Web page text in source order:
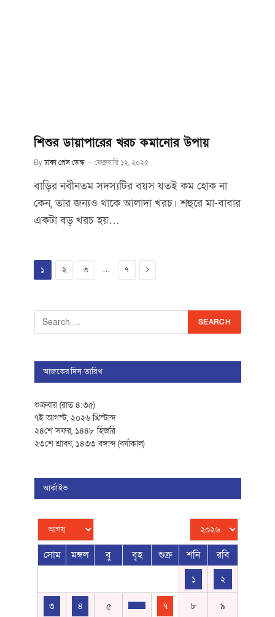
শিশুর ডায়াপারের খরচ কমানোর উপায়
Byঢাকা প্রেস ডেস্ক ফেব্রুয়ারি ১২, ২০২৫
বাড়ির নবীনতম সদস্যটির বয়স যতই কম হোক না
কেন, তার জন্যও থাকে আলাদা খরচ। শহুরে মা-বাবার
একটা বড় খরচ হয়…
১ ২ ৩ … ৭ Next
আজকের দিন-তারিখ
শুক্রবার (রাত ৪:৩৫)
৭ই আগস্ট, ২০২৬ খ্রিস্টাব্দ
২৪শে সফর, ১৪৪৮ হিজরি
২৩শে শ্রাবণ, ১৪৩৩ বঙ্গাব্দ (বর্ষাকাল)
আর্কাইভ
সোম মঙ্গল বু বৃহ শুক্র শনি রবি
১ ২
৩ ৪ ৫ ৭ ৮ ৯